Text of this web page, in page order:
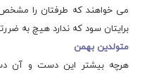
می خواهند که طرفتان را مشخص
برایتان سود که ندارد هیچ به
متولدین بهمن
هرچه بیشتر این دست و آن